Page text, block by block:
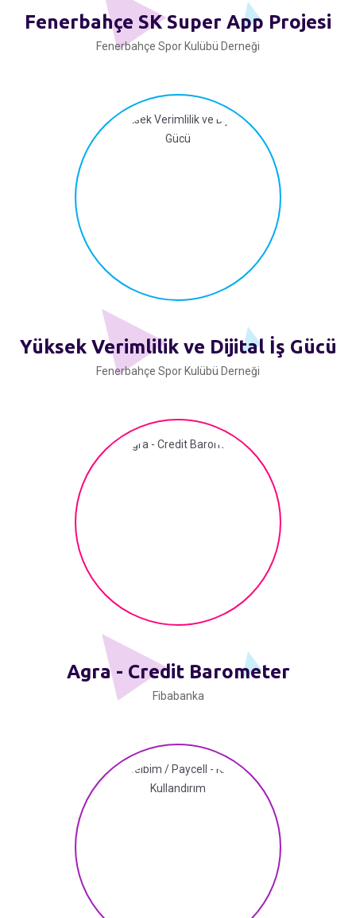
Fenerbahçe SK Super App Projesi
Fenerbahçe Spor Kulübü Derneği
Yüksek Verimlilik ve Dijital İş Gücü
Fenerbahçe Spor Kulübü Derneği
Agra - Credit Barometer
Fibabanka